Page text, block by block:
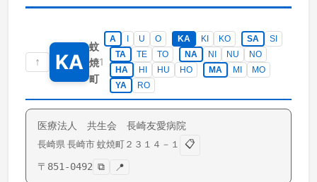
↑ KA
蚊
焼
町
1
A U O KA KI KO SA
SI
TA
TE TO NA NI NU
NO
HA
HI HU HO MA MI
MO
YA
RO
医療法人 共生会 長崎友愛病院
長崎県 長崎市 蚊焼町 ２３１４－１
📋
〒 851-0492 ⧉ 📍